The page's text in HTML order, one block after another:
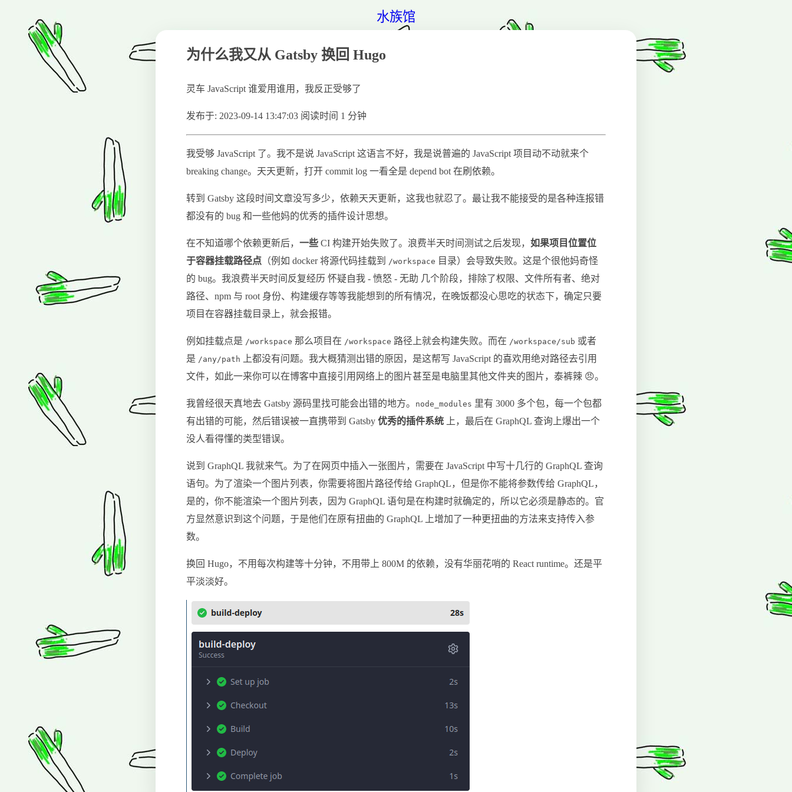
水族馆
为什么我又从 Gatsby 换回 Hugo
灵车 JavaScript 谁爱用谁用，我反正受够了
发布于: 2023-09-14 13:47:03 阅读时间 1 分钟
我受够 JavaScript 了。我不是说 JavaScript 这语言不好，我是说普遍的 JavaScript 项目动不动就来个
breaking change。天天更新，打开 commit log 一看全是 depend bot 在刷依赖。
转到 Gatsby 这段时间文章没写多少，依赖天天更新，这我也就忍了。最让我不能接受的是各种连报错
都没有的 bug 和一些他妈的优秀的插件设计思想。
在不知道哪个依赖更新后，一些 CI 构建开始失败了。浪费半天时间测试之后发现，如果项目位置位
于容器挂载路径点 （例如 docker 将源代码挂载到 /workspace 目录）会导致失败。这是个很他妈奇怪
的 bug。我浪费半天时间反复经历 怀疑自我 - 愤怒 - 无助 几个阶段，排除了权限、文件所有者、绝对
路径、npm 与 root 身份、构建缓存等等我能想到的所有情况，在晚饭都没心思吃的状态下，确定只要
项目在容器挂载目录上，就会报错。
例如挂载点是 /workspace 那么项目在 /workspace 路径上就会构建失败。而在 /workspace/sub 或者
是 /any/path
上都没有问题。我大概猜测出错的原因，是这帮写 JavaScript 的喜欢用绝对路径去引用
文件，如此一来你可以在博客中直接引用网络上的图片甚至是电脑里其他文件夹的图片，泰裤辣 😠。
我曾经很天真地去 Gatsby 源码里找可能会出错的地方。 node_modules 里有 3000 多个包，每一个包都
有出错的可能，然后错误被一直携带到 Gatsby优秀的插件系统 上，最后在 GraphQL 查询上爆出一个
没人看得懂的类型错误。
说到 GraphQL 我就来气。为了在网页中插入一张图片，需要在 JavaScript 中写十几行的 GraphQL 查询
语句。为了渲染一个图片列表，你需要将图片路径传给 GraphQL，但是你不能将参数传给 GraphQL，
是的，你不能渲染一个图片列表，因为 GraphQL 语句是在构建时就确定的，所以它必须是静态的。官
方显然意识到这个问题，于是他们在原有扭曲的 GraphQL 上增加了一种更扭曲的方法来支持传入参
数。
换回 Hugo，不用每次构建等十分钟，不用带上 800M 的依赖，没有华丽花哨的 React runtime。还是平
平淡淡好。